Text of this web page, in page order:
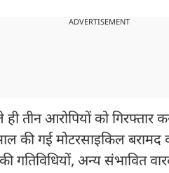
ADVERTISEMENT
तीन आरोपियों को गिरफ्तार
की गई मोटरसाइकिल
की गतिविधियों, अन्य संभावित